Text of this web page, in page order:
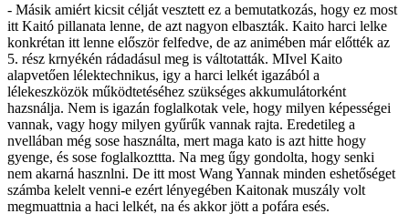
- Másik amiért kicsit célját vesztett ez a bemutatkozás, hogy ez most
itt Kaitó pillanata lenne, de azt nagyon elbaszták. Kaito harci lelke
konkrétan itt lenne először felfedve, de az animében már előtték az
5. rész krnyékén rádadásul meg is váltotatták. MIvel Kaito
alapvetően lélektechnikus, igy a harci lelkét igazából a
lélekeszközök működtetéséhez szükséges akkumulátorként
hazsnálja. Nem is igazán foglalkotak vele, hogy milyen képességei
vannak, vagy hogy milyen gyűrűk vannak rajta. Eredetileg a
nvellában még sose használta, mert maga kato is azt hitte hogy
gyenge, és sose foglalkozttta. Na meg űgy gondolta, hogy senki
nem akarná hasznlni. De itt most Wang Yannak minden eshetőséget
számba kelelt venni-e ezért lényegében Kaitonak muszály volt
megmuattnia a haci lelkét, na és akkor jött a pofára esés.